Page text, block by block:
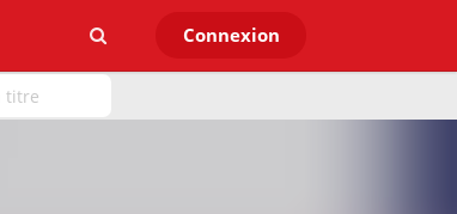
Connexion